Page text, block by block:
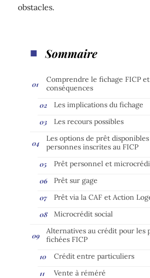
obstacles.
Sommaire
Comprendre le fichage FICP et
conséquences
Les implications du fichage
Les recours possibles
Les options de prêt
personnes inscrites au FICP
Prêt personnel et
Prêt sur gage
Prêt via la CAF et Action
Microcrédit social
Alternatives au crédit pour les
fichées FICP
Crédit entre particuliers
Vente à réméré